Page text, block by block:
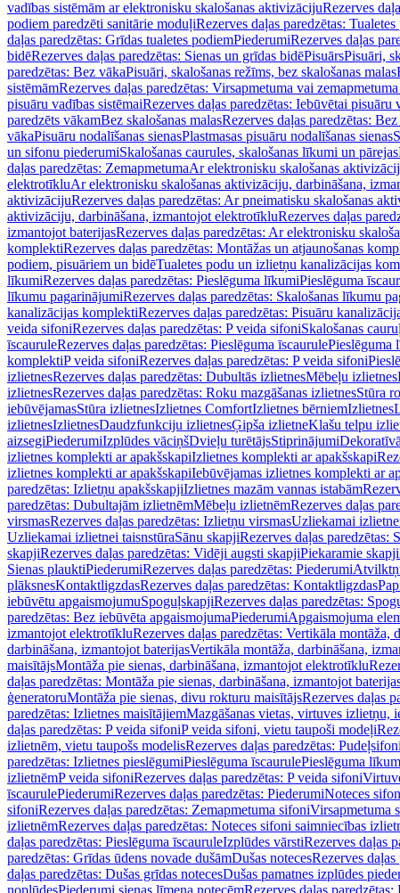
vadības sistēmām ar elektronisku skalošanas aktivizācijuRezerves
podiem paredzēti sanitārie moduļiRezerves daļas paredzētas:
daļas paredzētas: Grīdas tualetes podiemPiederumiRezerves daļas
bidēRezerves daļas paredzētas: Sienas un grīdas bidēPisuārsPisuāri,
paredzētas: Bez vākaPisuāri, skalošanas režīms, bez skalošanas malas
sistēmāmRezerves daļas paredzētas: Virsapmetuma vai
pisuāru vadības sistēmaiRezerves daļas paredzētas: Iebūvētai pisuāru
paredzēts vākamBez skalošanas malasRezerves daļas paredzētas:
vākaPisuāru nodalīšanas sienasPlastmasas pisuāru nodalīšanas sienas
un sifonu piederumiSkalošanas caurules, skalošanas līkumi un pārejas
daļas paredzētas: ZemapmetumaAr elektronisku skalošanas
elektrotīkluAr elektronisku skalošanas aktivizāciju, darbināšana,
aktivizācijuRezerves daļas paredzētas: Ar pneimatisku skalošanas
aktivizāciju, darbināšana, izmantojot elektrotīkluRezerves daļas
izmantojot baterijasRezerves daļas paredzētas: Ar elektronisku
komplektiRezerves daļas paredzētas: Montāžas un atjaunošanas
podiem, pisuāriem un bidēTualetes podu un izlietņu kanalizācijas
līkumiRezerves daļas paredzētas: Pieslēguma līkumiPieslēguma
līkumu pagarinājumiRezerves daļas paredzētas: Skalošanas līkumu
kanalizācijas komplektiRezerves daļas paredzētas: Pisuāru
veida sifoniRezerves daļas paredzētas: P veida sifoniSkalošanas
īscauruleRezerves daļas paredzētas: Pieslēguma īscaurulePieslēguma
komplektiP veida sifoniRezerves daļas paredzētas: P veida sifoni
izlietnesRezerves daļas paredzētas: Dubultās izlietnesMēbeļu izlietnes
izlietnesRezerves daļas paredzētas: Roku mazgāšanas izlietnesStūra
iebūvējamasStūra izlietnesIzlietnes ComfortIzlietnes bērniemIzlietnes
izlietnesIzlietnesDaudzfunkciju izlietnesĢipša izlietneKlašu telpu
aizsegiPiederumiIzplūdes vāciņšDvieļu turētājsStiprinājumi
izlietnes komplekti ar apakšskapiIzlietnes komplekti ar apakšskapi
izlietnes komplekti ar apakšskapiIebūvējamas izlietnes komplekti ar
paredzētas: Izlietņu apakšskapjiIzlietnes mazām vannas istabām
paredzētas: Dubultajām izlietnēmMēbeļu izlietnēmRezerves daļas
virsmasRezerves daļas paredzētas: Izlietņu virsmasUzliekamai
Uzliekamai izlietnei taisnstūraSānu skapjiRezerves daļas paredzētas:
skapjiRezerves daļas paredzētas: Vidēji augsti skapjiPiekaramie skapji
Sienas plauktiPiederumiRezerves daļas paredzētas: Piederumi
plāksnesKontaktligzdasRezerves daļas paredzētas: Kontaktligzdas
iebūvētu apgaismojumuSpoguļskapjiRezerves daļas paredzētas:
paredzētas: Bez iebūvēta apgaismojumaPiederumiApgaismojuma
izmantojot elektrotīkluRezerves daļas paredzētas: Vertikāla
darbināšana, izmantojot baterijasVertikāla montāža, darbināšana,
maisītājsMontāža pie sienas, darbināšana, izmantojot elektrotīklu
daļas paredzētas: Montāža pie sienas, darbināšana, izmantojot
ģeneratoruMontāža pie sienas, divu rokturu maisītājsRezerves daļas
paredzētas: Izlietnes maisītājiemMazgāšanas vietas, virtuves izlietņu,
daļas paredzētas: P veida sifoniP veida sifoni, vietu taupoši modeļi
izlietnēm, vietu taupošs modelisRezerves daļas paredzētas:
paredzētas: Izlietnes pieslēgumiPieslēguma īscaurulePieslēguma
izlietnēmP veida sifoniRezerves daļas paredzētas: P veida sifoni
īscaurulePiederumiRezerves daļas paredzētas: PiederumiNoteces
sifoniRezerves daļas paredzētas: Zemapmetuma sifoniVirsapmetuma
izlietnēmRezerves daļas paredzētas: Noteces sifoni saimniecības
daļas paredzētas: Pieslēguma īscauruleIzplūdes vārstiRezerves daļas
paredzētas: Grīdas ūdens novade dušāmDušas notecesRezerves daļas
daļas paredzētas: Dušas grīdas notecesDušas pamatnes izplūdes
noplūdesPiederumi sienas līmeņa notecēmRezerves daļas